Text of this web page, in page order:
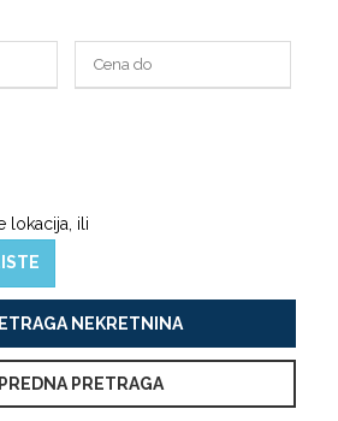
lokacija, ili
NEKRETNINA
PRETRAGA